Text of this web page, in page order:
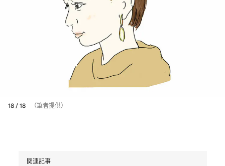
18 / 18 （筆者提供）
関連記事